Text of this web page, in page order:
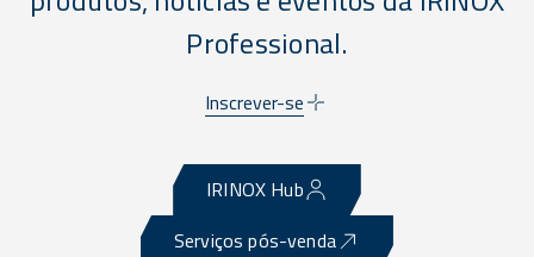
Professional.
Inscrever-se
IRINOX Hub
Serviços pós-venda